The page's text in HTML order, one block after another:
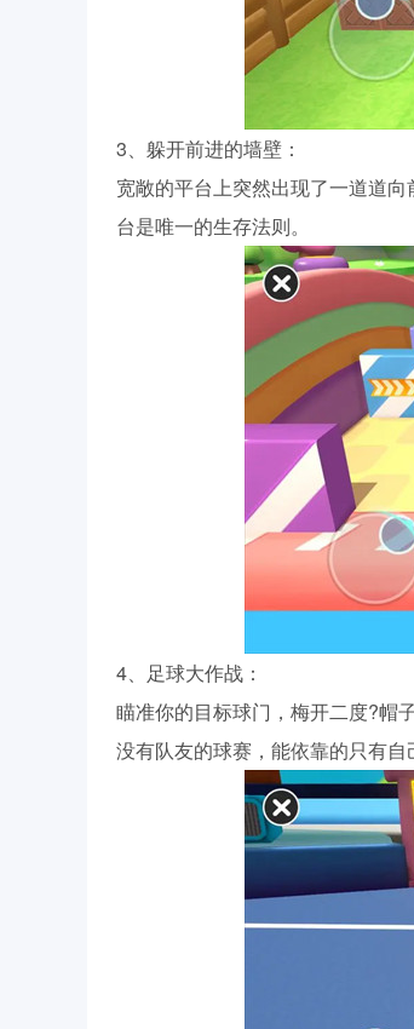
3、躲开前进的墙壁：
宽敞的平台上突然出现了一道道
台是唯一的生存法则。
4、足球大作战：
瞄准你的目标球门，梅开二度?帽
没有队友的球赛，能依靠的只有自